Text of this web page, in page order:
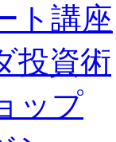
ト講座
投資術
ップ